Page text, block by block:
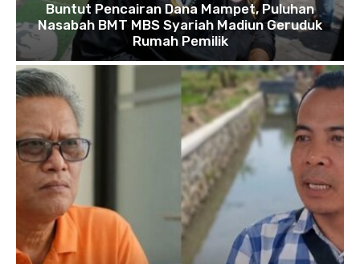
Buntut Pencairan Dana Mampet, Puluhan
Nasabah BMT MBS Syariah Madiun Geruduk
Rumah Pemilik